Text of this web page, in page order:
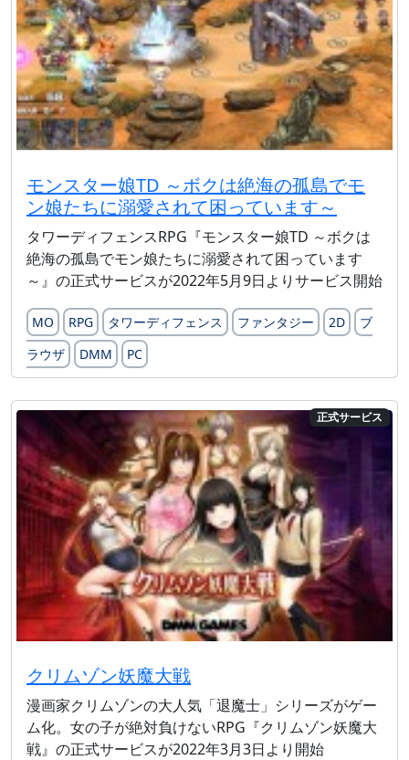
モンスター娘TD ～ボクは絶海の孤島でモ
ン娘たちに溺愛されて困っています～
タワーディフェンスRPG『モンスター娘TD ～ボクは
絶海の孤島でモン娘たちに溺愛されて困っています
～』の正式サービスが2022年5月9日よりサービス開始
MO RPG タワーディフェンス ファンタジー 2D
ブ
ラウザ
DMM PC
正式サービス
クリムゾン妖魔大戦
漫画家クリムゾンの大人気「退魔士」シリーズがゲー
ム化。女の子が絶対負けないRPG『クリムゾン妖魔大
戦』の正式サービスが2022年3月3日より開始